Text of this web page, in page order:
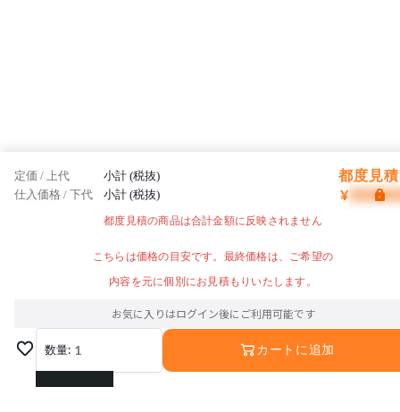
定価 / 上代 小計 (税抜) 都度見
仕入価格 / 下代 小計 (税抜) ¥
都度見積の商品は合計金額に反映されません
こちらは価格の目安です。最終価格は、ご希望の
内容を元に個別にお見積もりいたします。
お気に入りはログイン後にご利用可能です
数量: 1
1
カートに追加